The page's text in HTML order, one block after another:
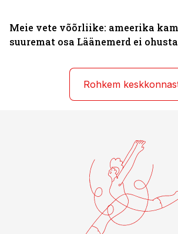
Meie vete võõrliike: ameerika
suuremat osa Läänemerd ei ohusta
Rohkem